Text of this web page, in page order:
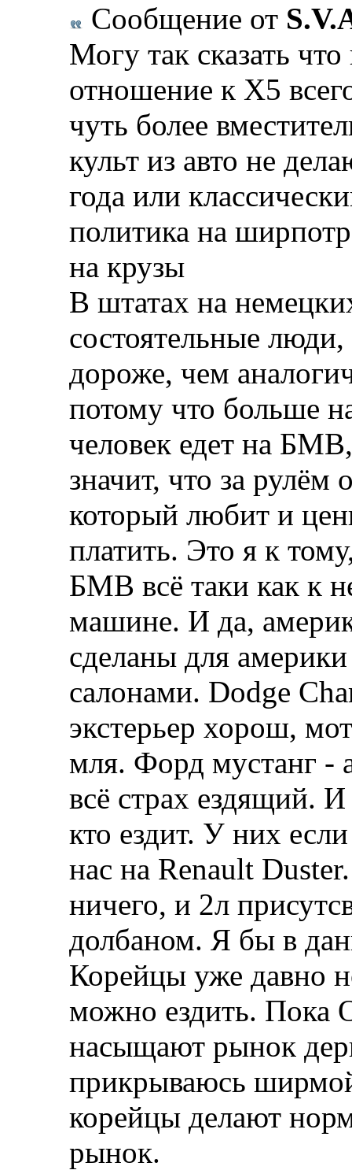
Сообщение от
Могу так сказать
отношение к Х5
чуть более
культ из авто не
года или
политика на
на крузы
В штатах на
состоятельные люди,
дороже, чем
потому что больше
человек едет на
значит, что за рулём
который любит и
платить. Это я к
БМВ всё таки как к
машине. И да,
сделаны для
салонами. Dodge
экстерьер хорош,
мля. Форд мустанг -
всё страх ездящий.
кто ездит. У них
нас на Renault
ничего, и 2л
долбаном. Я бы в
Корейцы уже давно
можно ездить. Пока
насыщают рынок
прикрываюсь
корейцы делают
рынок.